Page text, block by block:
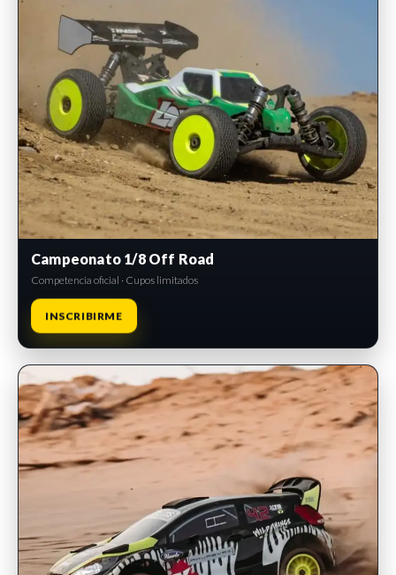
Campeonato 1/8 Off Road
Competencia oficial · Cupos limitados
INSCRIBIRME
INSCRIPCIONES ABIERTAS